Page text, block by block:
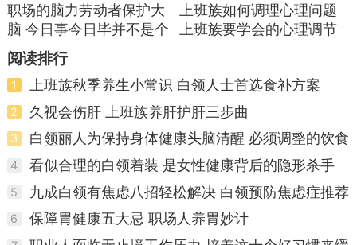
职场的脑力劳动者保护大
脑 今日事今日毕并不是个
好习惯
上班族如何调理心理问题
上班族要学会的心理调节
阅读排行
1 上班族秋季养生小常识 白领人士首选食补方案
2 久视会伤肝 上班族养肝护肝三步曲
3
白领丽人为保持身体健康头脑清醒 必须调整的饮食
4 看似合理的白领着装 是女性健康背后的隐形杀手
5
九成白领有焦虑八招轻松解决 白领预防焦虑症推荐
6 保障胃健康五大忌 职场人养胃妙计